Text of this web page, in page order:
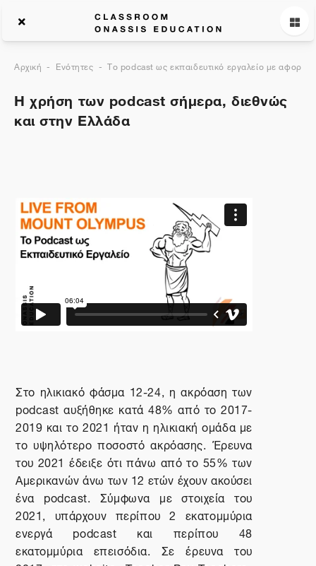
Αρχική Ενότητες Το podcast ως εκπαιδευτικό εργαλείο με
Η χρήση των podcast σήμερα, διεθνώς
και στην Ελλάδα
Στο ηλικιακό φάσμα 12-24, η ακρόαση των
podcast αυξήθηκε κατά 48% από το 2017-
2019 και το 2021 ήταν η ηλικιακή ομάδα με
το υψηλότερο ποσοστό ακρόασης. Έρευνα
του 2021 έδειξε ότι πάνω από το 55% των
Αμερικανών άνω των 12 ετών έχουν ακούσει
ένα podcast. Σύμφωνα με στοιχεία του
2021, υπάρχουν περίπου 2 εκατομμύρια
ενεργά podcast και περίπου 48
εκατομμύρια επεισόδια. Σε έρευνα του